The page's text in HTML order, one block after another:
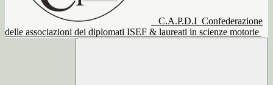
C.A.P.D.I Confederazione
delle associazioni dei diplomati ISEF & laureati in scienze motorie